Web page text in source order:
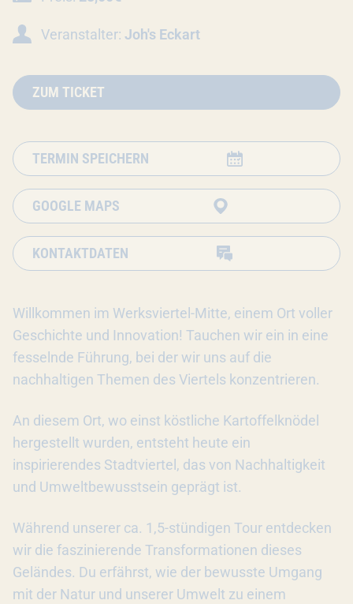
Veranstalter: Joh's Eckart
ZUM TICKET
TERMIN SPEICHERN
GOOGLE MAPS
KONTAKTDATEN
Willkommen im Werksviertel-Mitte, einem Ort voller
Geschichte und Innovation! Tauchen wir ein in eine
fesselnde Führung, bei der wir uns auf die
nachhaltigen Themen des Viertels konzentrieren.
An diesem Ort, wo einst köstliche Kartoffelknödel
hergestellt wurden, entsteht heute ein
inspirierendes Stadtviertel, das von Nachhaltigkeit
und Umweltbewusstsein geprägt ist.
Während unserer ca. 1,5-stündigen Tour entdecken
wir die faszinierende Transformationen dieses
Geländes. Du erfährst, wie der bewusste Umgang
mit der Natur und unserer Umwelt zu einem